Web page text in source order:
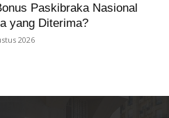
Paskibraka Nasional
yang Diterima?
2026